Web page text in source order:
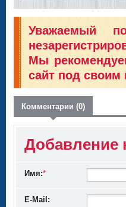
Уважаемый
Мы
сайт под своим
Комментарии (0)
Добавление
Имя:*
E-Mail: